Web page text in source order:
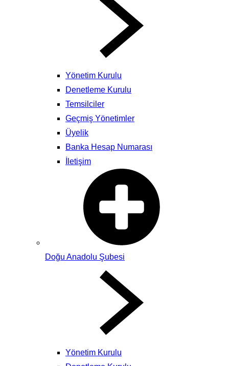
Yönetim Kurulu
Denetleme Kurulu
Temsilciler
Geçmiş Yönetimler
Üyelik
Banka Hesap Numarası
İletişim
Doğu Anadolu Şubesi
Yönetim Kurulu